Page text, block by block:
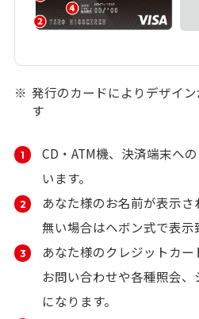
発行のカードによりデザイ
す
CD・ATM機、決済端末へ
います。
あなた様のお名前が表示
無い場合はヘボン式で表示
あなた様のクレジットカー
お問い合わせや各種照会
になります。